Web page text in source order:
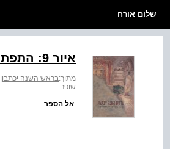
שלום אורח
איור ‭:9‬ התפתחות קרן הצבי
מתוך:בראש השנה יכתבון
שופר
אל הספר